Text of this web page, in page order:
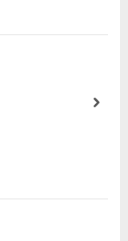
next